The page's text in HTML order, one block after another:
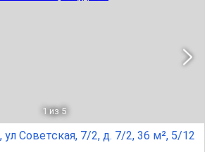
1 из 5
ул Советская, 7/2, д. 7/2, 36 м², 5/12